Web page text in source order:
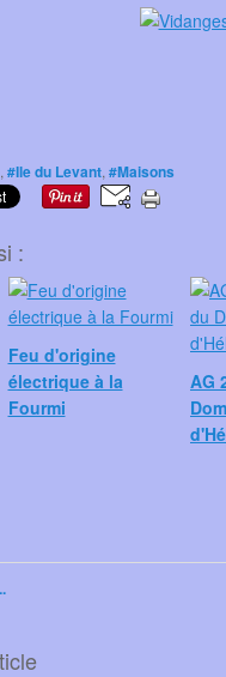
, #Ile du Levant, #Maisons
:
Feu d'origine
électrique à la
Fourmi
AG